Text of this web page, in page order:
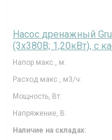
Насос дренажный
(3х380В; 1,20кВт), с
Напор макс., м:
Расход макс., м3/ч:
Мощность, Вт:
Напряжение, В:
Наличие на складах: